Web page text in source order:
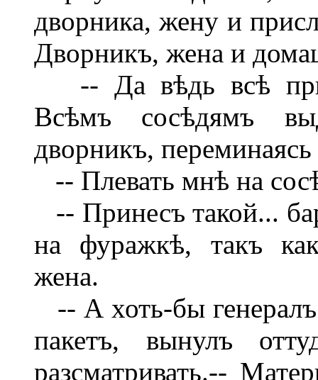
дворника, жену и
Дворникъ, жена и
-- Да вѣдь всѣ
Всѣмъ сосѣдямъ
дворникъ,
-- Плевать мнѣ на
-- Принесъ такой...
на фуражкѣ, такъ
жена.
-- А хоть-бы
пакетъ, вынулъ
разсматривать.--